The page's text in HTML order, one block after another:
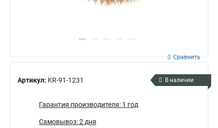
Артикул: KR-91-1231
Сравнить
В наличии
Гарантия производителя: 1 год
Самовывоз: 2 дня